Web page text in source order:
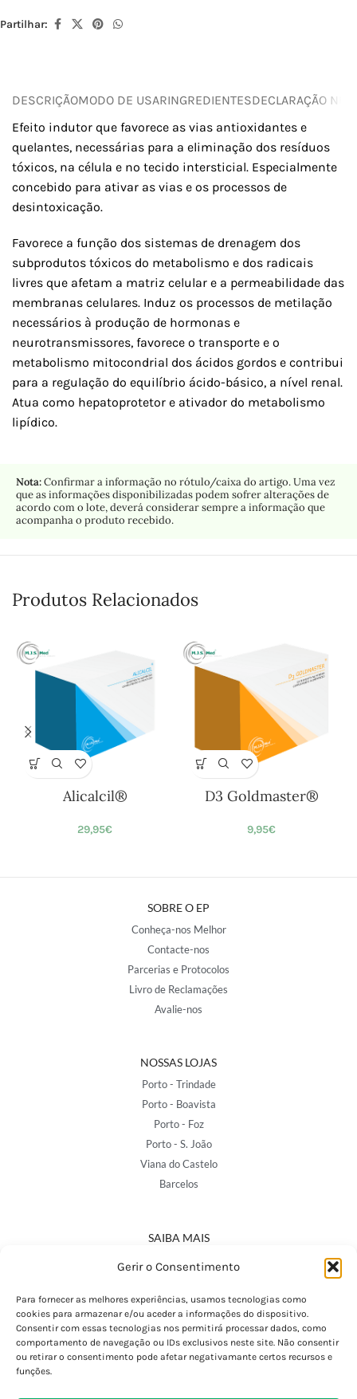
Gerir o Consentimento
Para fornecer as melhores experiências, usamos tecnologias como
cookies para armazenar e/ou aceder a informações do dispositivo.
Consentir com essas tecnologias nos permitirá processar dados, como
comportamento de navegação ou IDs exclusivos neste site. Não consentir
ou retirar o consentimento pode afetar negativamante certos recursos e
funções.
Partilhar:
DESCRIÇÃOMODO DE USARINGREDIENTESDECLARAÇÃO
Efeito indutor que favorece as vias antioxidantes e
quelantes, necessárias para a eliminação dos resíduos
tóxicos, na célula e no tecido intersticial. Especialmente
concebido para ativar as vias e os processos de
desintoxicação.
Favorece a função dos sistemas de drenagem dos
subprodutos tóxicos do metabolismo e dos radicais
livres que afetam a matriz celular e a permeabilidade das
membranas celulares. Induz os processos de metilação
necessários à produção de hormonas e
neurotransmissores, favorece o transporte e o
metabolismo mitocondrial dos ácidos gordos e contribui
para a regulação do equilíbrio ácido-básico, a nível renal.
Atua como hepatoprotetor e ativador do metabolismo
lipídico.
Nota:Confirmar a informação no rótulo/caixa do artigo. Uma vez
que as informações disponibilizadas podem sofrer alterações de
acordo com o lote, deverá considerar sempre a informação que
acompanha o produto recebido.
Produtos Relacionados
Alicalcil®
29,95€
D3 Goldmaster®
9,95€
SOBRE O EP
Conheça-nos Melhor
Contacte-nos
Parcerias e Protocolos
Livro de Reclamações
Avalie-nos
NOSSAS LOJAS
Porto - Trindade
Porto - Boavista
Porto - Foz
Porto - S. João
Viana do Castelo
Barcelos
SAIBA MAIS
Política de Privacidade
Termos e Condições
Perguntas Frequentes
Custos de Envio
Encomendas Internacionais